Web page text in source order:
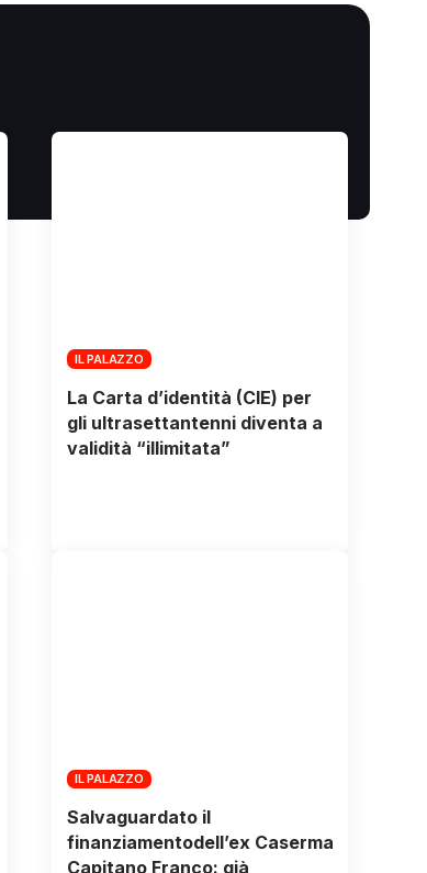
IL PALAZZO
La Carta d’identità (CIE) per
gli ultrasettantenni diventa a
validità “illimitata”
IL PALAZZO
Salvaguardato il
finanziamentodell’ex Caserma
Capitano Franco: già